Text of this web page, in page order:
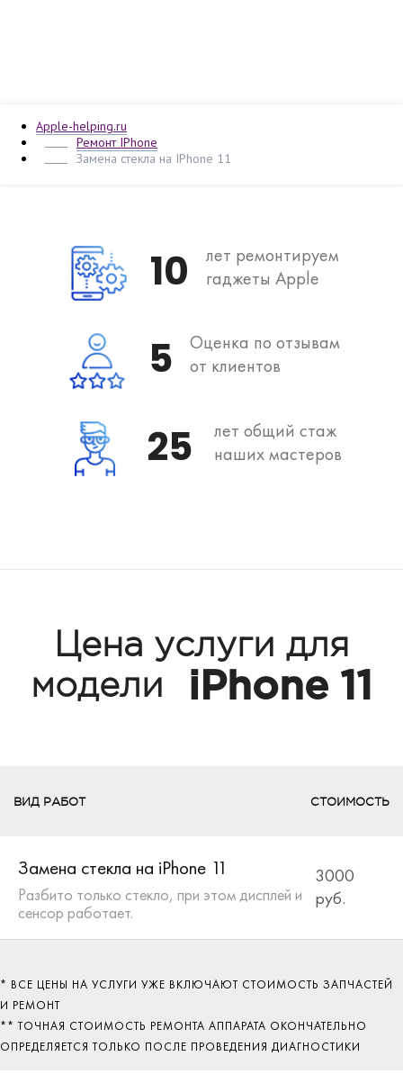
Apple-helping.ru
Ремонт IPhone
Замена стекла на IPhone 11
10
лет ремонтируем
гаджеты Apple
5
Оценка по отзывам
от клиентов
25
лет общий стаж
наших мастеров
Цена услуги для
модели
iPhone 11
ВИД РАБОТ СТОИМОСТЬ
Замена стекла на iPhone 11
Разбито только стекло, при этом дисплей и
сенсор работает.
3000
руб.
* ВСЕ ЦЕНЫ НА УСЛУГИ УЖЕ ВКЛЮЧАЮТ СТОИМОСТЬ ЗАПЧАСТЕЙ
И РЕМОНТ
** ТОЧНАЯ СТОИМОСТЬ РЕМОНТА АППАРАТА ОКОНЧАТЕЛЬНО
ОПРЕДЕЛЯЕТСЯ ТОЛЬКО ПОСЛЕ ПРОВЕДЕНИЯ ДИАГНОСТИКИ